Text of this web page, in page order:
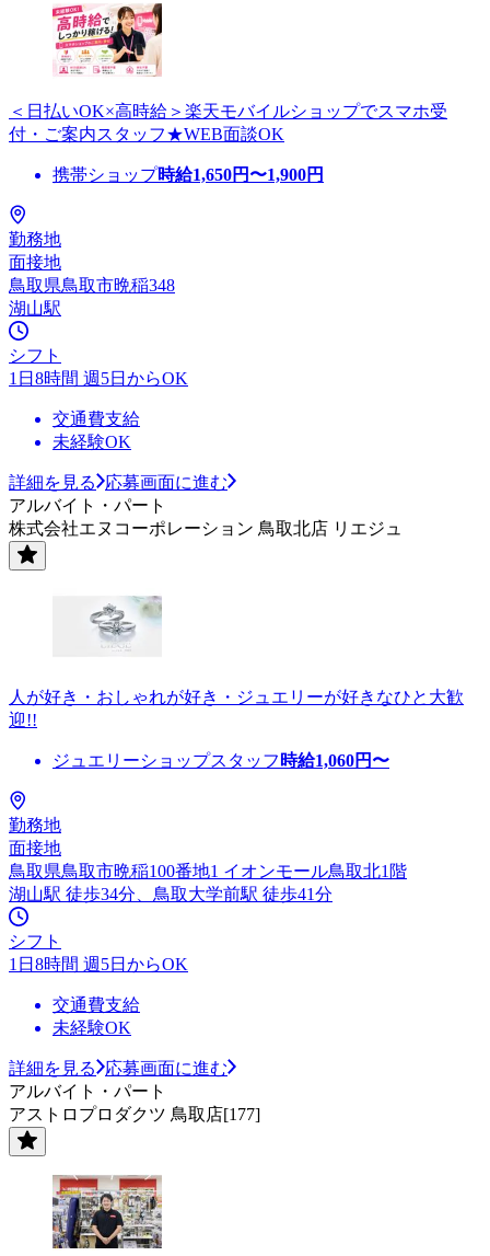
＜日払いOK×高時給＞楽天モバイルショップでスマホ受
付・ご案内スタッフ★WEB面談OK
携帯ショップ時給1,650円〜1,900円
勤務地
面接地
鳥取県鳥取市晩稲348
湖山駅
シフト
1日8時間 週5日からOK
交通費支給
未経験OK
詳細を見る
応募画面に進む
アルバイト・パート
株式会社エヌコーポレーション 鳥取北店 リエジュ
人が好き・おしゃれが好き・ジュエリーが好きなひと大歓
迎!!
ジュエリーショップスタッフ 時給1,060円〜
勤務地
面接地
鳥取県鳥取市晩稲100番地1 イオンモール鳥取北1階
湖山駅 徒歩34分、鳥取大学前駅 徒歩41分
シフト
1日8時間 週5日からOK
交通費支給
未経験OK
詳細を見る
応募画面に進む
アルバイト・パート
アストロプロダクツ 鳥取店[177]